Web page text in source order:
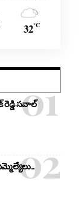
32°C
రెడ్డి సవాల్